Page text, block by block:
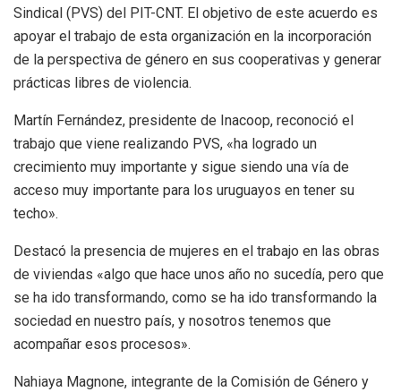
Sindical (PVS) del PIT-CNT. El objetivo de este acuerdo es
apoyar el trabajo de esta organización en la incorporación
de la perspectiva de género en sus cooperativas y generar
prácticas libres de violencia.
Martín Fernández, presidente de Inacoop, reconoció el
trabajo que viene realizando PVS, «ha logrado un
crecimiento muy importante y sigue siendo una vía de
acceso muy importante para los uruguayos en tener su
techo».
Destacó la presencia de mujeres en el trabajo en las obras
de viviendas «algo que hace unos año no sucedía, pero que
se ha ido transformando, como se ha ido transformando la
sociedad en nuestro país, y nosotros tenemos que
acompañar esos procesos».
Nahiaya Magnone, integrante de la Comisión de Género y